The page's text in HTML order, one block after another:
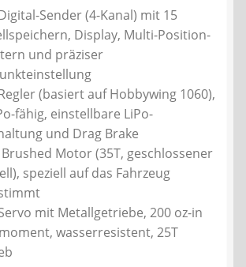
Sender (4-Kanal) mit 15
Display, Multi-Position-
und präziser
(basiert auf Hobbywing 1060),
fähig, einstellbare LiPo-
und Drag Brake
Brushed Motor (35T, geschlossener
speziell auf das Fahrzeug
mit Metallgetriebe, 200 oz-in
wasserresistent, 25T